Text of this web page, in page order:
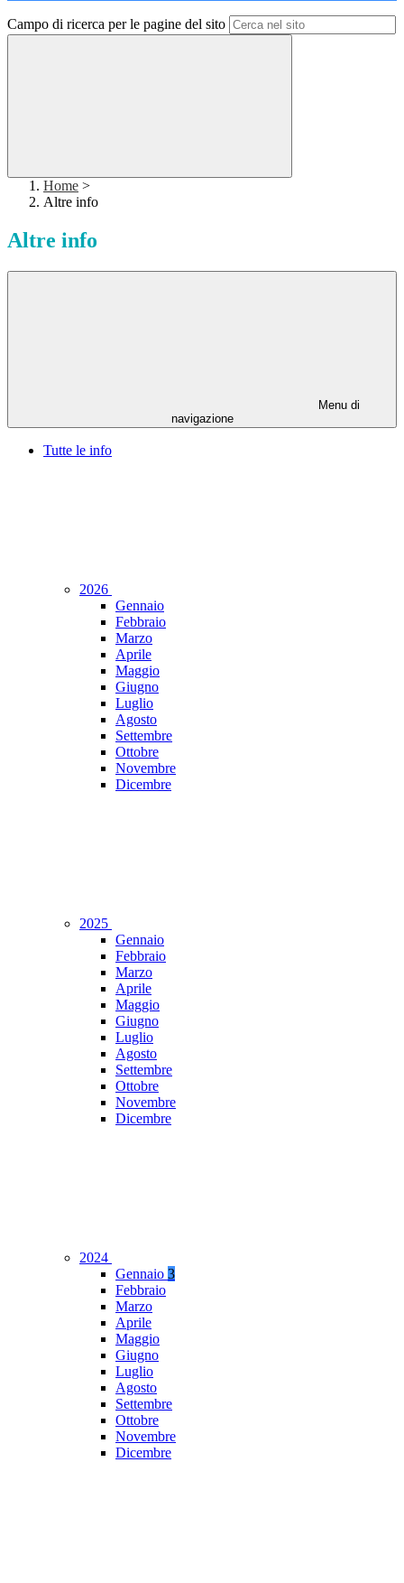
Campo di ricerca per le pagine del sito
Home >
Altre info
Altre info
Menu di
navigazione
Tutte le info
2026
Gennaio
Febbraio
Marzo
Aprile
Maggio
Giugno
Luglio
Agosto
Settembre
Ottobre
Novembre
Dicembre
2025
Gennaio
Febbraio
Marzo
Aprile
Maggio
Giugno
Luglio
Agosto
Settembre
Ottobre
Novembre
Dicembre
2024
Gennaio 3
Febbraio
Marzo
Aprile
Maggio
Giugno
Luglio
Agosto
Settembre
Ottobre
Novembre
Dicembre